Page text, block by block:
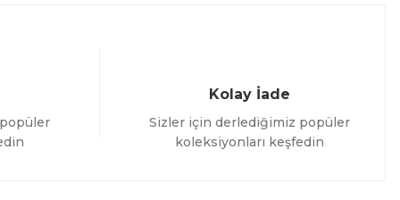
Kolay İade
Sizler için derlediğimiz popüler
koleksiyonları keşfedin